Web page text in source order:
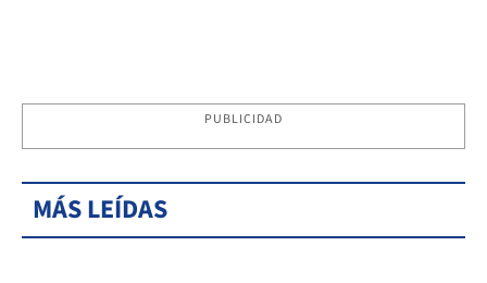
PUBLICIDAD
MÁS LEÍDAS